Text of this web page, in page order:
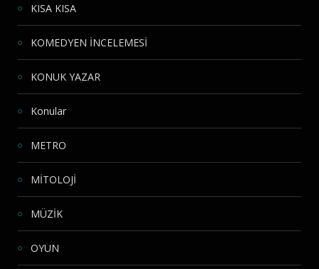
KISA KISA
KOMEDYEN İNCELEMESİ
KONUK YAZAR
Konular
METRO
MİTOLOJİ
MÜZİK
OYUN